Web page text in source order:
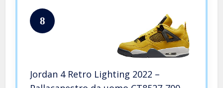
8
Jordan 4 Retro Lighting 2022 –